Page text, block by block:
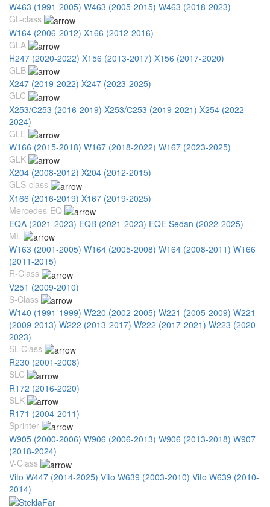
W463 (1991-2005) W463 (2005-2015) W463 (2018-2023)
GL-class
W164 (2006-2012) X166 (2012-2016)
GLA
H247 (2020-2022) X156 (2013-2017) X156 (2017-2020)
GLB
X247 (2019-2022) X247 (2023-2025)
GLC
X253/С253 (2016-2019) X253/С253 (2019-2021) X254 (2022-
2024)
GLE
W166 (2015-2018) W167 (2018-2022) W167 (2023-2025)
GLK
X204 (2008-2012) X204 (2012-2015)
GLS-class
X166 (2016-2019) X167 (2019-2025)
Mercedes-EQ
EQA (2021-2023) EQB (2021-2023) EQE Sedan (2022-2025)
ML
W163 (2001-2005) W164 (2005-2008) W164 (2008-2011) W166
(2011-2015)
R-Class
V251 (2009-2010)
S-Class
W140 (1991-1999) W220 (2002-2005) W221 (2005-2009) W221
(2009-2013) W222 (2013-2017) W222 (2017-2021) W223 (2020-
2023)
SL-Class
R230 (2001-2008)
SLC
R172 (2016-2020)
SLK
R171 (2004-2011)
Sprinter
W905 (2000-2006) W906 (2006-2013) W906 (2013-2018) W907
(2018-2024)
V-Class
Vito W447 (2014-2025) Vito W639 (2003-2010) Vito W639 (2010-
2014)